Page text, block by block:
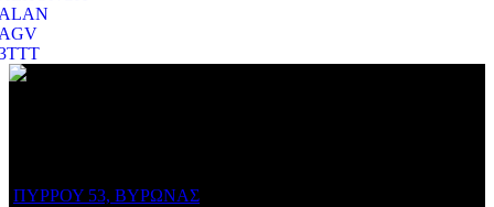
ΠΥΡΡΟΥ 53, ΒΥΡΩΝΑΣ